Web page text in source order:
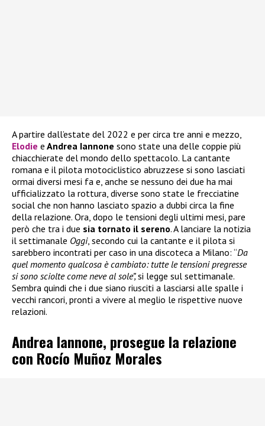
A partire dall’estate del 2022 e per circa tre anni e mezzo,
Elodie e Andrea Iannone sono state una delle coppie più
chiacchierate del mondo dello spettacolo. La cantante
romana e il pilota motociclistico abruzzese si sono lasciati
ormai diversi mesi fa e, anche se nessuno dei due ha mai
ufficializzato la rottura, diverse sono state le frecciatine
social che non hanno lasciato spazio a dubbi circa la fine
della relazione. Ora, dopo le tensioni degli ultimi mesi, pare
però che tra i due sia tornato il sereno. A lanciare la notizia
il settimanale Oggi, secondo cui la cantante e il pilota si
sarebbero incontrati per caso in una discoteca a Milano: “Da
quel momento qualcosa è cambiato: tutte le tensioni pregresse
si sono sciolte come neve al sole”,si legge sul settimanale.
Sembra quindi che i due siano riusciti a lasciarsi alle spalle i
vecchi rancori, pronti a vivere al meglio le rispettive nuove
relazioni.
Andrea Iannone, prosegue la relazione
con Rocío Muñoz Morales